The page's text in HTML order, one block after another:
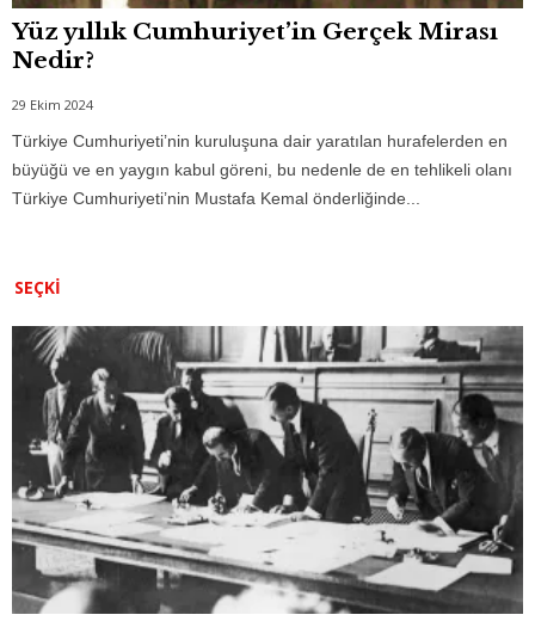
Yüz yıllık Cumhuriyet’in Gerçek Mirası
Nedir?
29 Ekim 2024
Türkiye Cumhuriyeti’nin kuruluşuna dair yaratılan hurafelerden en
büyüğü ve en yaygın kabul göreni, bu nedenle de en tehlikeli olanı
Türkiye Cumhuriyeti’nin Mustafa Kemal önderliğinde...
SEÇKI